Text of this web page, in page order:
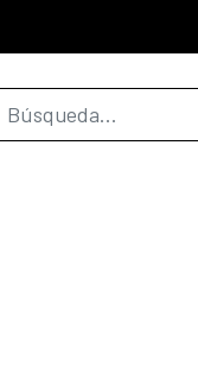
de búsqueda